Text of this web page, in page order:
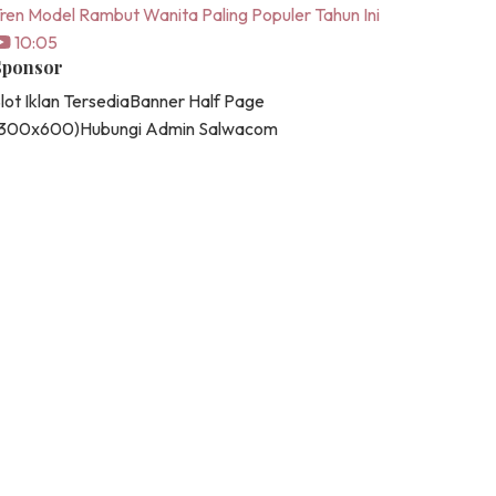
Model Rambut Wanita Paling Populer Tahun Ini
10:05
Iklan TersediaBanner Half Page
Hubungi Admin Salwacom